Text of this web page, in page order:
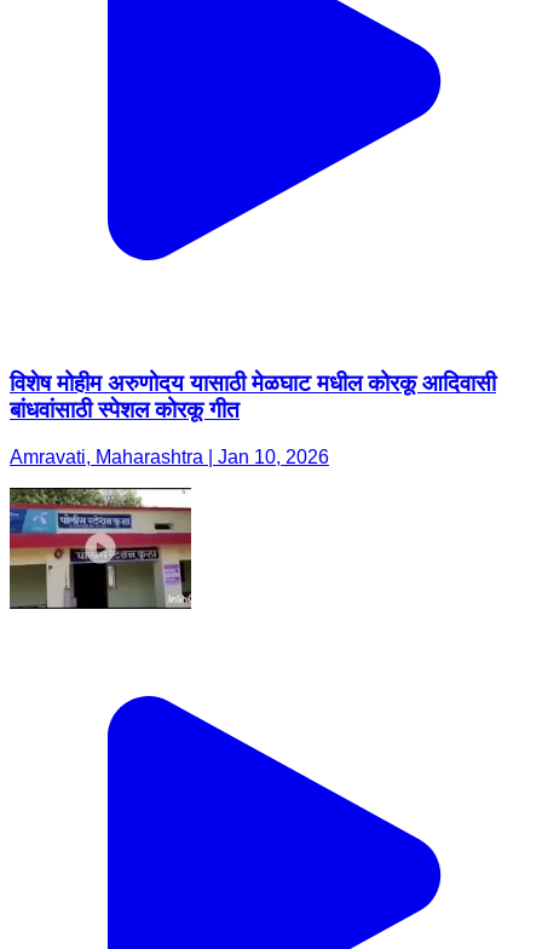
विशेष मोहीम अरुणोदय यासाठी मेळघाट मधील कोरकू आदिवासी
बांधवांसाठी स्पेशल कोरकू गीत
Amravati, Maharashtra | Jan 10, 2026